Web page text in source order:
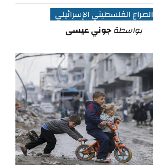
الصراع الفلسطيني الإسرائيلي
بواسطةجوني عيسى